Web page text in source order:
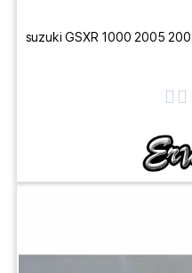
suzuki GSXR 1000 2005
 